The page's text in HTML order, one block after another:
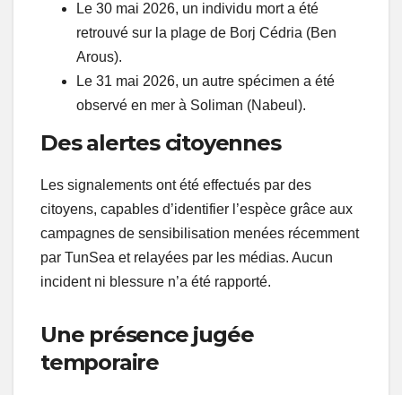
Le 30 mai 2026, un individu mort a été
retrouvé sur la plage de Borj Cédria (Ben
Arous).
Le 31 mai 2026, un autre spécimen a été
observé en mer à Soliman (Nabeul).
Des alertes citoyennes
Les signalements ont été effectués par des
citoyens, capables d’identifier l’espèce grâce aux
campagnes de sensibilisation menées récemment
par TunSea et relayées par les médias. Aucun
incident ni blessure n’a été rapporté.
Une présence jugée
temporaire